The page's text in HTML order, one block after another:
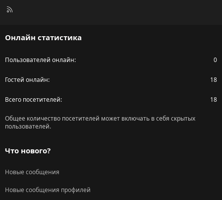
R
Онлайн статистика
Пользователей онлайн 0
Гостей онлайн 18
Всего посетителей 18
Общее количество посетителей может включать в себя скрытых
пользователей.
Что нового?
Новые сообщения
Новые сообщения профилей